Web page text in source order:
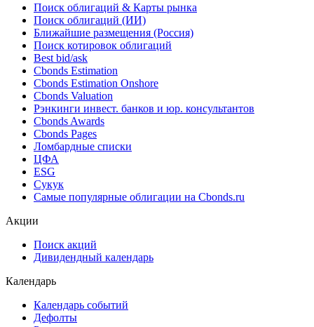
Поиск облигаций & Карты рынка
Поиск облигаций (ИИ)
Ближайшие размещения (Россия)
Поиск котировок облигаций
Best bid/ask
Cbonds Estimation
Cbonds Estimation Onshore
Cbonds Valuation
Рэнкинги инвест. банков и юр. консультантов
Cbonds Awards
Cbonds Pages
Ломбардные списки
ЦФА
ESG
Сукук
Самые популярные облигации на Cbonds.ru
Акции
Поиск акций
Дивидендный календарь
Календарь
Календарь событий
Дефолты